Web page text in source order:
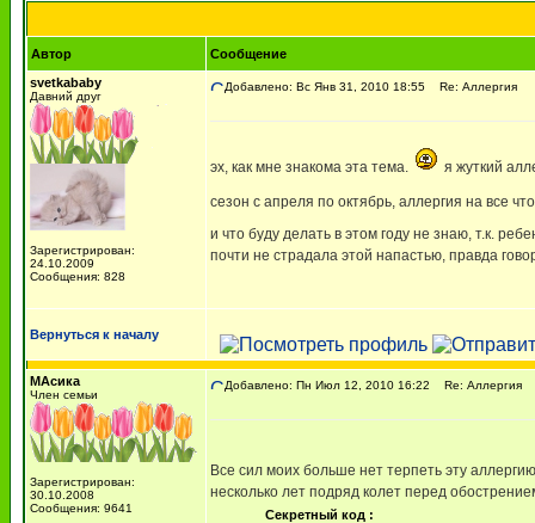
Автор
Сообщение
svetkababy
Давний друг
Зарегистрирован:
24.10.2009
Сообщения: 828
Добавлено: Вс Янв 31, 2010 18:55 Re: Аллергия
эх, как мне знакома эта тема. я жуткий
сезон с апреля по октябрь, аллергия на все
и что буду делать в этом году не знаю, т.к.
почти не страдала этой напастью, правда
Вернуться к началу
МАсика
Член семьи
Зарегистрирован:
30.10.2008
Сообщения: 9641
Добавлено: Пн Июл 12, 2010 16:22 Re: Аллергия
Все сил моих больше нет терпеть эту
несколько лет подряд колет перед
Секретный код :